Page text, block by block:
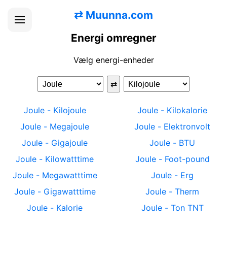
⇄ Muunna.com
Energi omregner
Vælg energi-enheder
⇄
Joule- Kilojoule
Joule - Megajoule
Joule - Gigajoule
Joule - Kilowatttime
Joule- Megawatttime
Joule- Gigawatttime
Joule - Kalorie
Joule - Kilokalorie
Joule - Elektronvolt
Joule - BTU
Joule- Foot-pound
Joule - Erg
Joule - Therm
Joule- Ton TNT